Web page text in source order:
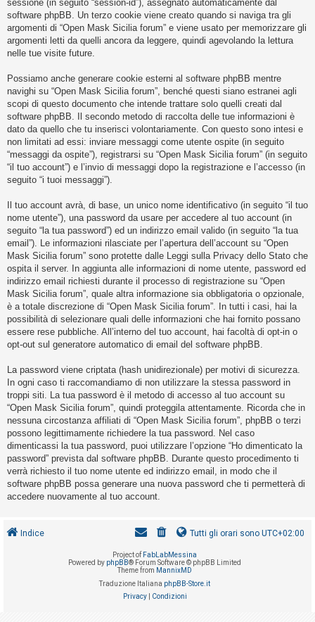
s
e
n
a
r
i
s
p
o
s
t
a
A
r
g
o
m
e
n
t
i
a
t
t
i
v
i
sessione (in seguito “session-id”), assegnato automaticamente dal
software phpBB. Un terzo cookie viene creato quando si naviga tra gli
argomenti di “Open Mask Sicilia forum” e viene usato per memorizzare gli
argomenti letti da quelli ancora da leggere, quindi agevolando la lettura
nelle tue visite future.
Possiamo anche generare cookie esterni al software phpBB mentre
navighi su “Open Mask Sicilia forum”, benché questi siano estranei agli
scopi di questo documento che intende trattare solo quelli creati dal
software phpBB. Il secondo metodo di raccolta delle tue informazioni è
dato da quello che tu inserisci volontariamente. Con questo sono intesi e
non limitati ad essi: inviare messaggi come utente ospite (in seguito
“messaggi da ospite”), registrarsi su “Open Mask Sicilia forum” (in seguito
“il tuo account”) e l’invio di messaggi dopo la registrazione e l’accesso (in
seguito “i tuoi messaggi”).
Il tuo account avrà, di base, un unico nome identificativo (in seguito “il tuo
nome utente”), una password da usare per accedere al tuo account (in
seguito “la tua password”) ed un indirizzo email valido (in seguito “la tua
email”). Le informazioni rilasciate per l’apertura dell’account su “Open
Mask Sicilia forum” sono protette dalle Leggi sulla Privacy dello Stato che
ospita il server. In aggiunta alle informazioni di nome utente, password ed
indirizzo email richiesti durante il processo di registrazione su “Open
Mask Sicilia forum”, quale altra informazione sia obbligatoria o opzionale,
è a totale discrezione di “Open Mask Sicilia forum”. In tutti i casi, hai la
possibilità di selezionare quali delle informazioni che hai fornito possano
essere rese pubbliche. All’interno del tuo account, hai facoltà di opt-in o
opt-out sul generatore automatico di email del software phpBB.
La password viene criptata (hash unidirezionale) per motivi di sicurezza.
In ogni caso ti raccomandiamo di non utilizzare la stessa password in
troppi siti. La tua password è il metodo di accesso al tuo account su
“Open Mask Sicilia forum”, quindi proteggila attentamente. Ricorda che in
nessuna circostanza affiliati di “Open Mask Sicilia forum”, phpBB o terzi
possono legittimamente richiedere la tua password. Nel caso
dimenticassi la tua password, puoi utilizzare l’opzione “Ho dimenticato la
password” prevista dal software phpBB. Durante questo procedimento ti
verrà richiesto il tuo nome utente ed indirizzo email, in modo che il
software phpBB possa generare una nuova password che ti permetterà di
accedere nuovamente al tuo account.
Indice Tutti gli orari sono UTC+02:00
Project of FabLabMessina
Powered by phpBB® Forum Software © phpBB Limited
Theme from MannixMD
Traduzione Italiana phpBB-Store.it
Privacy| Condizioni